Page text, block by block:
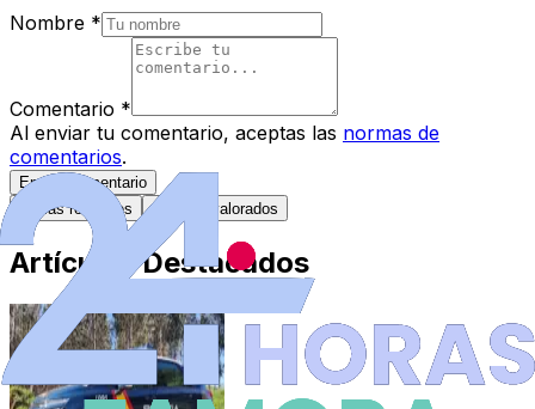
Nombre *
Comentario *
Al enviar tu comentario, aceptas las normas de
comentarios.
Enviar Comentario
Más recientes
Mejor valorados
Artículos Destacados